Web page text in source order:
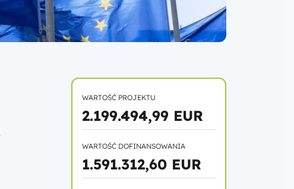
WARTOŚĆ PROJEKTU
2.199.494,99 EUR
WARTOŚĆ DOFINANSOWANIA
1.591.312,60 EUR